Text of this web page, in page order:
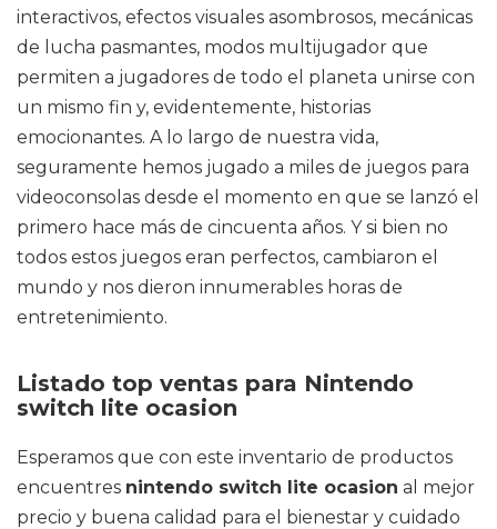
interactivos, efectos visuales asombrosos, mecánicas
de lucha pasmantes, modos multijugador que
permiten a jugadores de todo el planeta unirse con
un mismo fin y, evidentemente, historias
emocionantes. A lo largo de nuestra vida,
seguramente hemos jugado a miles de juegos para
videoconsolas desde el momento en que se lanzó el
primero hace más de cincuenta años. Y si bien no
todos estos juegos eran perfectos, cambiaron el
mundo y nos dieron innumerables horas de
entretenimiento.
Listado top ventas para Nintendo
switch lite ocasion
Esperamos que con este inventario de productos
encuentres nintendo switch lite ocasion al mejor
precio y buena calidad para el bienestar y cuidado